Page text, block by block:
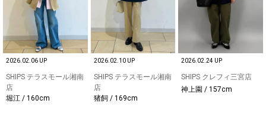
2026.02.06 UP
SHIPS テラスモール湘南
店
堀江 / 160cm
2026.02.10 UP
SHIPS テラスモール湘南
店
猪飼 / 169cm
2026.02.24 UP
SHIPS クレフィ三宮店
神上園 / 157cm